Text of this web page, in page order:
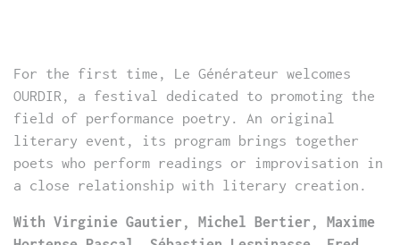
For the first time, Le Générateur welcomes
OURDIR, a festival dedicated to promoting the
field of performance poetry. An original
literary event, its program brings together
poets who perform readings or improvisation in
a close relationship with literary creation.
With Virginie Gautier, Michel Bertier, Maxime